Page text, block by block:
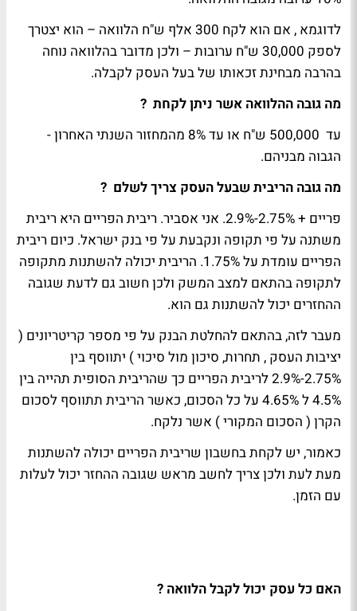
לדוגמא , אם הוא לקח 300 אלף ש"ח הלוואה – הוא יצטרך
לספק 30,000 ש"ח ערובות – ולכן מדובר בהלוואה נוחה
בהרבה מבחינת זכאותו של בעל העסק לקבלה.
מה גובה ההלוואה אשר ניתן לקחת ?
עד 500,000 ש"ח או עד 8% מהמחזור השנתי האחרון -
הגבוה מבניהם.
מה גובה הריבית שבעל העסק צריך לשלם ?
פריים + 2.75%-2.9%. אני אסביר. ריבית הפריים היא ריבית
משתנה על פי תקופה ונקבעת על פי בנק ישראל. כיום ריבית
הפריים עומדת על 1.75%. הריבית יכולה להשתנות מתקופה
לתקופה בהתאם למצב המשק ולכן חשוב גם לדעת שגובה
ההחזרים יכול להשתנות גם הוא.
מעבר לזה, בהתאם להחלטת הבנק על פי מספר קריטריונים (
יציבות העסק , תחרות, סיכון מול סיכוי ) יתווסף בין
2.75%-2.9% לריבית הפריים כך שהריבית הסופית תהייה בין
4.5% ל 4.65% על כל הסכום, כאשר הריבית תתווסף לסכום
הקרן ( הסכום המקורי ) אשר נלקח.
כאמור, יש לקחת בחשבון שריבית הפריים יכולה להשתנות
מעת לעת ולכן צריך לחשב מראש שגובה ההחזר יכול לעלות
עם הזמן.
האם כל עסק יכול לקבל הלוואה ?